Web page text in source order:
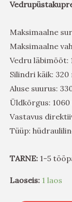
Maksimaalne
Maksimaalne
Vedru läbimõõt:
Silindri käik: 320
Aluse suurus:
Üldkõrgus:
Vastavus
Tüüp:
TARNE: 1-5
Laoseis: 1 laos